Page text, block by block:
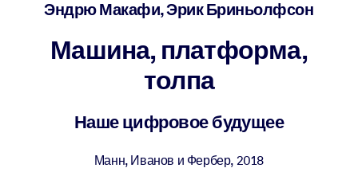
ПО СИСТЕМАМ
лучших результатов обучения.
Эндрю Макафи, Эрик Бриньолфсон
Машина, платформа,
толпа
Наше цифровое будущее
Манн, Иванов и Фербер, 2018